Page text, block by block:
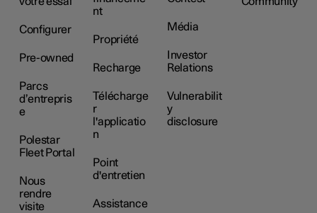
Configurer
Pre-owned
Parcs
d’entrepris
e
Polestar
Fleet Portal
Nous
rendre
visite
nt
Propriété
Recharge
Télécharge
r
l'applicatio
n
Point
d'entretien
Assistance
Média
Investor
Relations
Vulnerabilit
y
disclosure